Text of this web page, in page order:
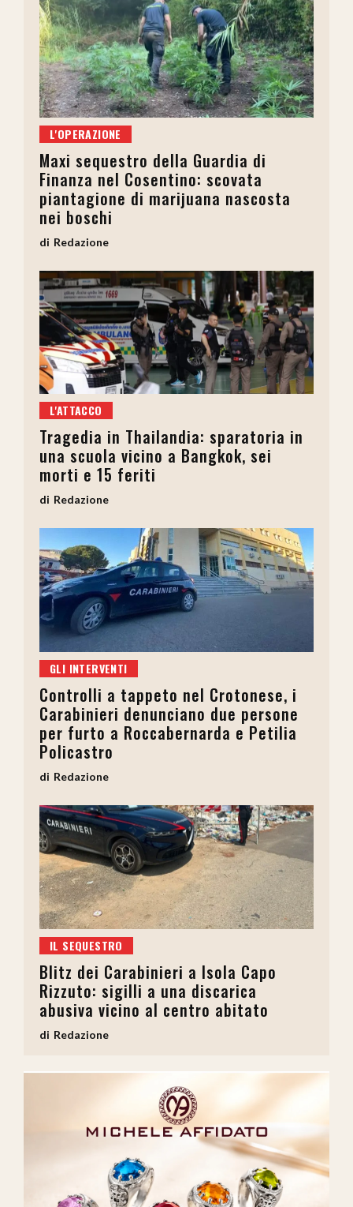
L'OPERAZIONE
Maxi sequestro della Guardia di
Finanza nel Cosentino: scovata
piantagione di marijuana nascosta
nei boschi
Redazione
L'ATTACCO
Tragedia in Thailandia: sparatoria in
una scuola vicino a Bangkok, sei
morti e 15 feriti
Redazione
GLI INTERVENTI
Controlli a tappeto nel Crotonese, i
Carabinieri denunciano due persone
per furto a Roccabernarda e Petilia
Policastro
Redazione
IL SEQUESTRO
Blitz dei Carabinieri a Isola Capo
Rizzuto: sigilli a una discarica
abusiva vicino al centro abitato
Redazione